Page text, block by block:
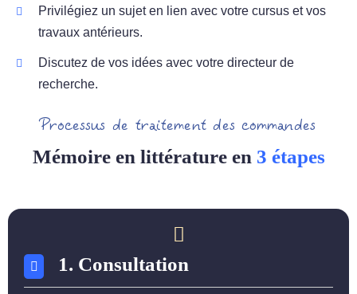
Privilégiez un sujet en lien avec votre cursus et vos
travaux antérieurs.
Discutez de vos idées avec votre directeur de
recherche.
Processus de traitement des commandes
Mémoire en littérature en 3 étapes
1. Consultation